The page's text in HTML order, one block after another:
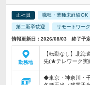
正社員 職種・業種未経験OK
第二新卒歓迎 リモートワー
情報更新日：2026/08/03 終了予
勤務地
【転勤なし】北海
先(★テレワーク実
◆東京・神奈川・